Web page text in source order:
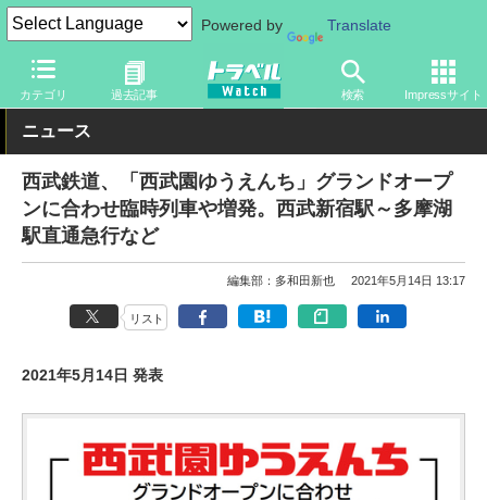
Powered by Translate
カテゴリ 過去記事 検索 Impressサイト
トラベル Watch 地域 国内旅行 関東
ニュース
西武鉄道、「西武園ゆうえんち」グランドオープ
ンに合わせ臨時列車や増発。西武新宿駅～多摩湖
駅直通急行など
編集部：多和田新也 2021年5月14日 13:17
リスト
2021年5月14日 発表